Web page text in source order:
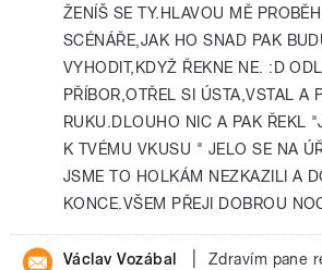
ŽENÍŠ SE TY.HLAVOU MĚ
SCÉNÁŘE,JAK HO SNAD PAK
VYHODIT,KDYŽ ŘEKNE NE. :D
PŘÍBOR,OTŘEL SI ÚSTA,VSTAL A
RUKU.DLOUHO NIC A PAK ŘEKL
K TVÉMU VKUSU " JELO SE NA
JSME TO HOLKÁM NEZKAZILI A
KONCE.VŠEM PŘEJI DOBROU
Václav Vozábal
Zdravím pane